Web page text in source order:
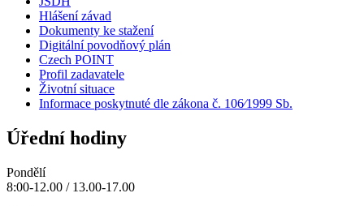
Hlášení závad
Dokumenty ke stažení
Digitální povodňový plán
Czech POINT
Profil zadavatele
Životní situace
Informace poskytnuté dle zákona č. 106⁄1999 Sb.
Úřední hodiny
Pondělí
8:00-12.00 / 13.00-17.00